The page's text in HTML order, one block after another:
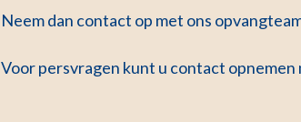
Neem dan contact op met ons
Voor persvragen kunt u contact opnemen